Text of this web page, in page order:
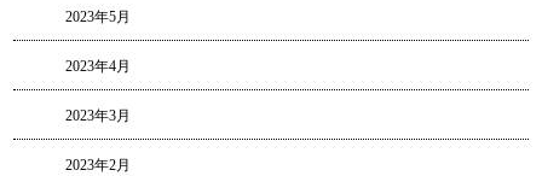
2023年5月
2023年4月
2023年3月
2023年2月